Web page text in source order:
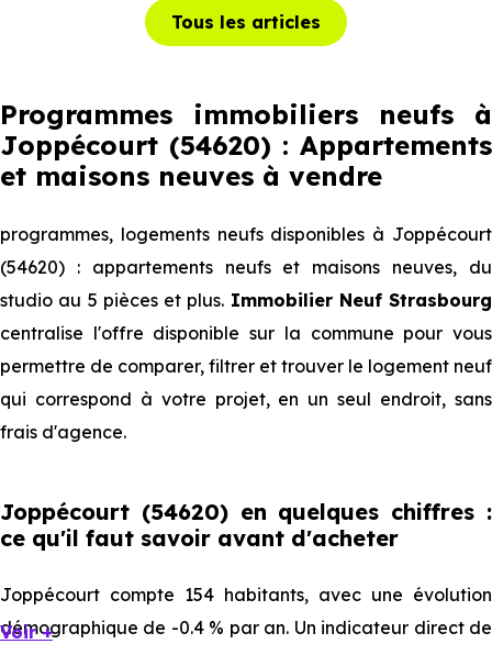
Tous les articles
Programmes immobiliers neufs à
Joppécourt (54620) : Appartements
et maisons neuves à vendre
programmes, logements neufs disponibles à Joppécourt
(54620) : appartements neufs et maisons neuves, du
studio au 5 pièces et plus. Immobilier Neuf Strasbourg
centralise l'offre disponible sur la commune pour vous
permettre de comparer, filtrer et trouver le logement neuf
qui correspond à votre projet, en un seul endroit, sans
frais d'agence.
Joppécourt (54620) en quelques chiffres :
ce qu'il faut savoir avant d'acheter
Joppécourt compte 154 habitants, avec une évolution
démographique de -0.4 % par an. Un indicateur direct de
Voir +